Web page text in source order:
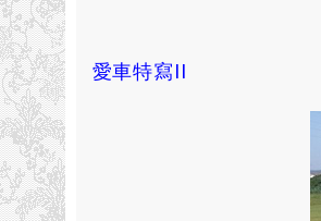
愛車特寫II